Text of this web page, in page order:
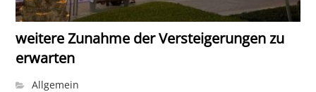
weitere Zunahme der Versteigerungen zu
erwarten
Allgemein